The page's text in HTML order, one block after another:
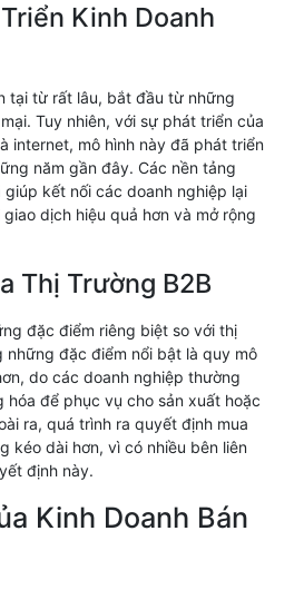
Kinh Doanh
tại từ rất lâu, bắt đầu từ những
Tuy nhiên, với sự phát triển của
internet, mô hình này đã phát triển
năm gần đây. Các nền tảng
kết nối các doanh nghiệp lại
dịch hiệu quả hơn và mở rộng
Thị Trường B2B
đặc điểm riêng biệt so với thị
những đặc điểm nổi bật là quy mô
do các doanh nghiệp thường
hóa để phục vụ cho sản xuất hoặc
ra, quá trình ra quyết định mua
kéo dài hơn, vì có nhiều bên liên
định này.
Kinh Doanh Bán